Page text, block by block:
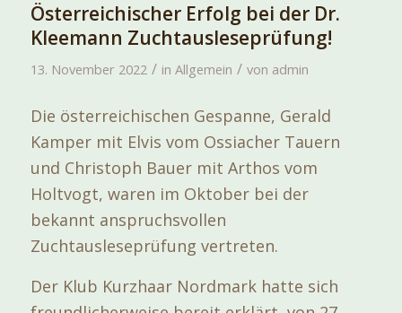
Österreichischer Erfolg bei der Dr.
Kleemann Zuchtausleseprüfung!
13. November 2022 / in Allgemein / von admin
Die österreichischen Gespanne, Gerald
Kamper mit Elvis vom Ossiacher Tauern
und Christoph Bauer mit Arthos vom
Holtvogt, waren im Oktober bei der
bekannt anspruchsvollen
Zuchtausleseprüfung vertreten.
Der Klub Kurzhaar Nordmark hatte sich